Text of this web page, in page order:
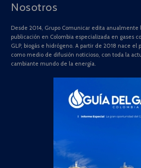
Nosotros
Desde 2014, Grupo Comunicar edita anualmente
publicación en Colombia especializada en gases
GLP, biogás e hidrógeno. A partir de 2018 nace el
como medio de difusión noticioso, con toda la
cambiante mundo de la energía.